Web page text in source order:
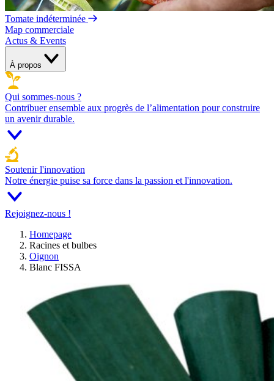
Tomate indéterminée
Map commerciale
Actus & Events
À propos
Qui sommes-nous ?
Contribuer ensemble aux progrès de l’alimentation pour construire
un avenir durable.
Soutenir l'innovation
Notre énergie puise sa force dans la passion et l'innovation.
Rejoignez-nous !
Homepage
Racines et bulbes
Oignon
Blanc FISSA